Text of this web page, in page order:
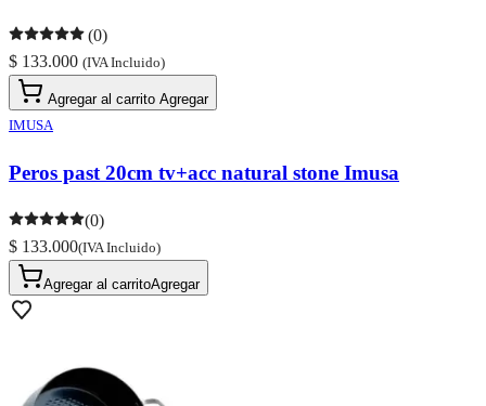
(0)
$ 133.000 (IVA Incluido)
Agregar al carrito Agregar
IMUSA
Peros past 20cm tv+acc natural stone Imusa
(0)
$ 133.000(IVA Incluido)
Agregar al carritoAgregar